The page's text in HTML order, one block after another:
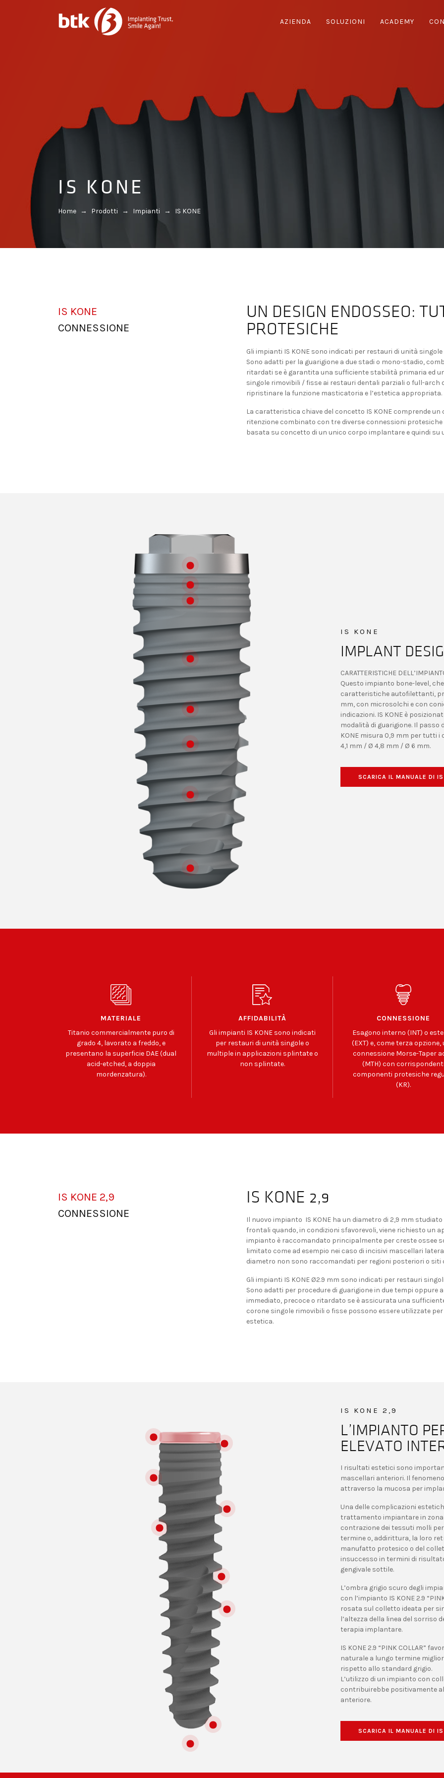
AZIENDA SOLUZIONI ACADEMY
IS KONE
Home → Prodotti → Impianti → IS KONE
IS KONE
CONNESSIONE
UN DESIGN ENDOSSEO:
PROTESICHE
Gli impianti IS KONE sono indicati per restauri di unità
Sono adatti per la guarigione a due stadi o mono-stadio,
ritardati se è garantita una sufficiente stabilità primaria ed
singole rimovibili / fisse ai restauri dentali parziali o full-arch
ripristinare la funzione masticatoria e l’estetica appropriata.
La caratteristica chiave del concetto IS KONE comprende
ritenzione combinato con tre diverse connessioni
basata su concetto di un unico corpo implantare e quindi su
IS KONE
IMPLANT
CARATTERISTICHE
Questo impianto bone-level,
caratteristiche autofilettanti,
mm, con microsolchi e con
indicazioni. IS KONE è
modalità di guarigione. Il
KONE misura 0,9 mm per tutti
4,1 mm / Ø 4,8 mm / Ø 6 mm.
SCARICA IL MANUALE DI
MATERIALE
Titanio commercialmente puro di
grado 4, lavorato a freddo, e
presentano la superficie DAE (dual
acid-etched, a doppia
mordenzatura).
AFFIDABILITÀ
Gli impianti IS KONE sono indicati
per restauri di unità singole o
multiple in applicazioni splintate o
non splintate.
CONNESSIONE
Esagono interno (INT) o
(EXT) e, come terza opzione,
connessione Morse-Taper ad
(MTH) con
componenti protesiche
(KR).
IS KONE 2,9
CONNESSIONE
IS KONE 2,9
Il nuovo impianto IS KONE ha un diametro di 2,9 mm
frontali quando, in condizioni sfavorevoli, viene richiesto un
impianto è raccomandato principalmente per creste ossee
limitato come ad esempio nei caso di incisivi mascellari
diametro non sono raccomandati per regioni posteriori o siti
Gli impianti IS KONE Ø2.9 mm sono indicati per restauri
Sono adatti per procedure di guarigione in due tempi
immediato, precoce o ritardato se è assicurata una
corone singole rimovibili o fisse possono essere utilizzate
estetica.
IS KONE 2,9
L’IMPIANTO
ELEVATO
I risultati estetici sono
mascellari anteriori. Il
attraverso la mucosa per
Una delle complicazioni
trattamento impiantare in
contrazione dei tessuti molli
termine o, addirittura, la loro
manufatto protesico o del
insuccesso in termini di
gengivale sottile.
L’ombra grigio scuro degli
con l’impianto IS KONE 2.9
rosata sul colletto ideata per
l’altezza della linea del sorriso
terapia implantare.
IS KONE 2.9 “PINK COLLAR”
naturale a lungo termine
rispetto allo standard grigio.
L’utilizzo di un impianto con
contribuirebbe positivamente
anteriore.
SCARICA IL MANUALE DI